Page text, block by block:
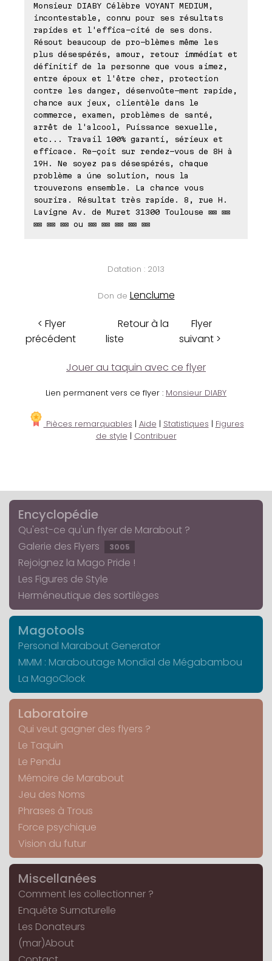
Monsieur DIABY Célèbre VOYANT MEDIUM,
incontestable, connu pour ses résultats
rapides et l'effica-cité de ses dons.
Résout beaucoup de pro-blèmes même les
plus désespérés, amour, retour immédiat et
définitif de la personne que vous aimez,
entre époux et l'être cher, protection
contre les danger, désenvoûte-ment rapide,
chance aux jeux, clientèle dans le
commerce, examen, problèmes de santé,
arrêt de l'alcool, Puissance sexuelle,
etc... Travail 100% garanti, sérieux et
efficace. Re-çoit sur rendez-vous de 8H à
19H. Ne soyez pas désespérés, chaque
problème a úne solution, nous la
trouverons ensemble. La chance vous
sourira. Résultat très rapide. 8, rue H.
Lavigne Av. de Muret 31300 Toulouse ⊠⊠ ⊠⊠
⊠⊠ ⊠⊠ ⊠⊠ ou ⊠⊠ ⊠⊠ ⊠⊠ ⊠⊠ ⊠⊠
Datation : 2013
Don de Lenclume
< Flyer
précédent
Retour à la
liste
Flyer
suivant >
Jouer au taquin avec ce flyer
Lien permanent vers ce flyer : Monsieur DIABY
Pièces remarquables | Aide | Statistiques | Figures
de style | Contribuer
Encyclopédie
Qu'est-ce qu'un flyer de Marabout ?
Galerie des Flyers
3005
Rejoignez la Mago Pride !
Les Figures de Style
Herméneutique des sortilèges
Magotools
Personal Marabout Generator
MMM : Maraboutage Mondial de Mégabambou
La MagoClock
Laboratoire
Qui veut gagner des flyers ?
Le Taquin
Le Pendu
Mémoire de Marabout
Jeu des Noms
Phrases à Trous
Force psychique
Vision du futur
Miscellanées
Comment les collectionner ?
Enquête Surnaturelle
Les Donateurs
(mar)About